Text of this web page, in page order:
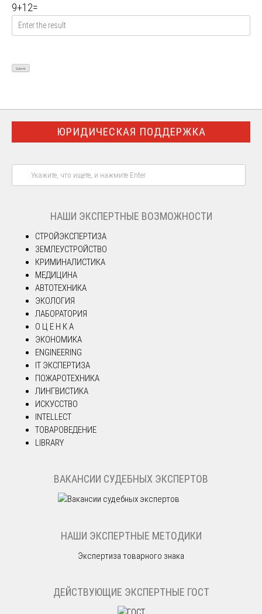
9+12=
ЮРИДИЧЕСКАЯ ПОДДЕРЖКА
НАШИ ЭКСПЕРТНЫЕ ВОЗМОЖНОСТИ
СТРОЙЭКСПЕРТИЗА
ЗЕМЛЕУСТРОЙСТВО
КРИМИНАЛИСТИКА
МЕДИЦИНА
АВТОТЕХНИКА
ЭКОЛОГИЯ
ЛАБОРАТОРИЯ
О Ц Е Н К А
ЭКОНОМИКА
ENGINEERING
IT ЭКСПЕРТИЗА
ПОЖАРОТЕХНИКА
ЛИНГВИСТИКА
ИСКУССТВО
INTELLECT
ТОВАРОВЕДЕНИЕ
LIBRARY
ВАКАНСИИ СУДЕБНЫХ ЭКСПЕРТОВ
НАШИ ЭКСПЕРТНЫЕ МЕТОДИКИ
Экспертиза товарного знака
ДЕЙСТВУЮЩИЕ ЭКСПЕРТНЫЕ ГОСТ